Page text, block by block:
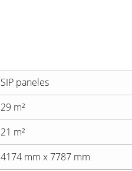
SIP paneles
29 m²
21 m²
4174 mm x 7787 mm